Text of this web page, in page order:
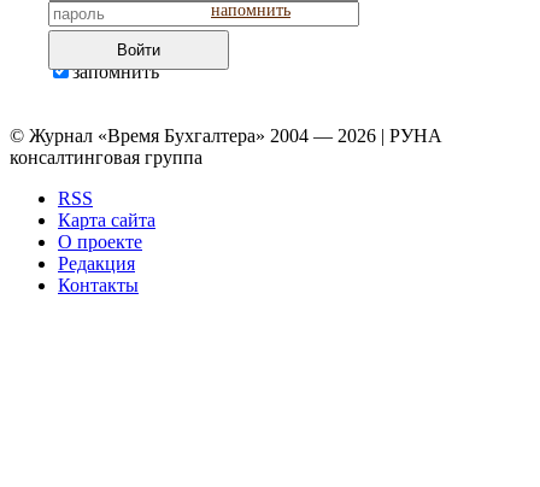
напомнить
Войти
запомнить
© Журнал «Время Бухгалтера» 2004 — 2026 | РУНА
консалтинговая группа
RSS
Карта сайта
О проекте
Редакция
Контакты